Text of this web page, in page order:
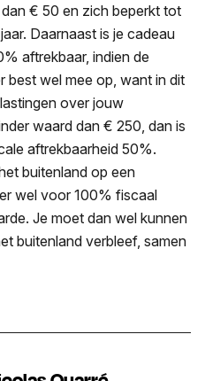
€ 50 en zich beperkt tot
Daarnaast is je cadeau
aftrekbaar, indien de
best wel mee op, want in dit
over jouw
waard dan € 250, dan is
aftrekbaarheid 50%.
buitenland op een
wel voor 100% fiscaal
Je moet dan wel kunnen
buitenland verbleef, samen